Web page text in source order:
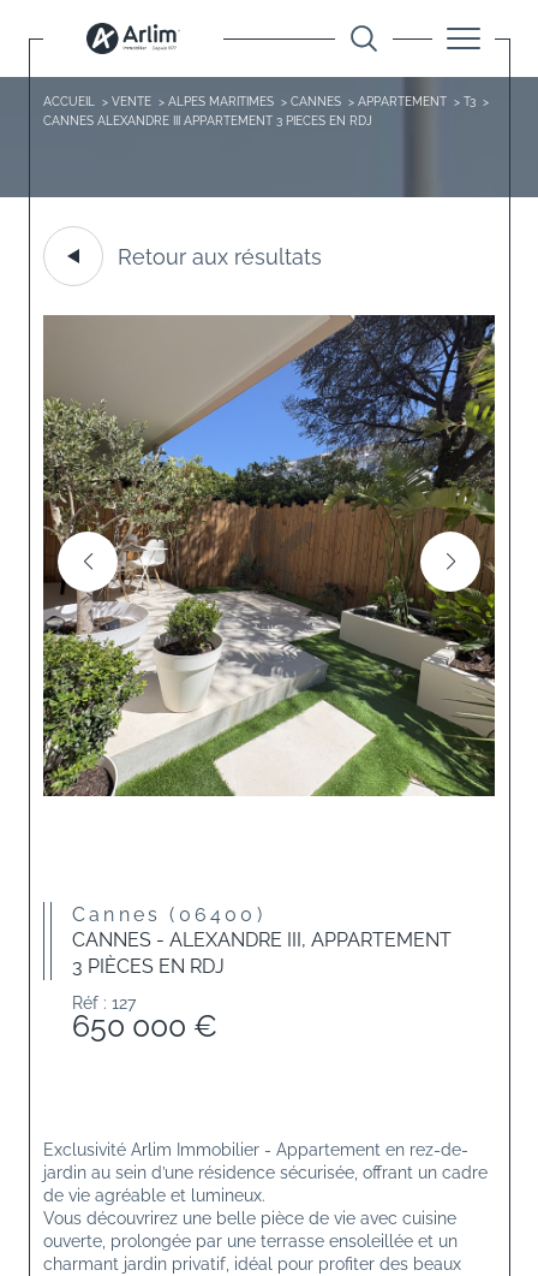
ACCUEIL VENTE ALPES MARITIMES CANNES APPARTEMENT
T3
CANNES ALEXANDRE III APPARTEMENT 3 PIECES EN RDJ
Retour aux résultats
Cannes (06400)
CANNES - ALEXANDRE III, APPARTEMENT
3 PIÈCES EN RDJ
Réf : 127
650 000 €
Exclusivité Arlim Immobilier - Appartement en rez-de-
jardin au sein d’une résidence sécurisée, offrant un cadre
de vie agréable et lumineux.
Vous découvrirez une belle pièce de vie avec cuisine
ouverte, prolongée par une terrasse ensoleillée et un
charmant jardin privatif, idéal pour profiter des beaux